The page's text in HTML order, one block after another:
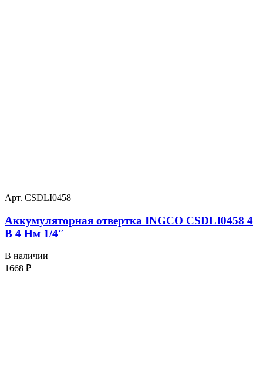
Арт. CSDLI0458
Аккумуляторная отвертка INGCO CSDLI0458 4
В 4 Нм 1/4″
В наличии
1668 ₽